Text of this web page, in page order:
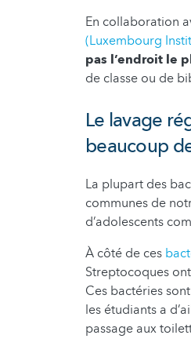
En collaboration
(Luxembourg
pas l’endroit le
de classe ou de
Le lavage
beaucoup
La plupart des
communes de
d’adolescents
À côté de ces
Streptocoques
Ces bactéries
les étudiants a
passage aux